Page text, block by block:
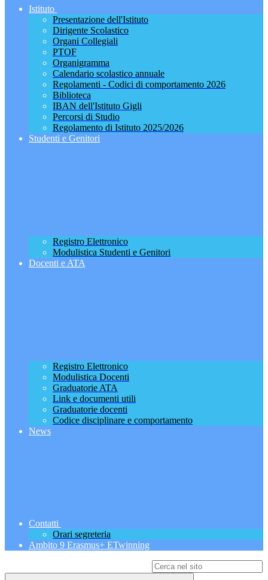
Istituto
Presentazione dell'Istituto
Dirigente Scolastico
Organi Collegiali
PTOF
Organigramma
Calendario scolastico annuale
Regolamenti - Codici di comportamento 2026
Biblioteca
IBAN dell'Istituto Gigli
Percorsi di Studio
Regolamento di Istituto 2025/2026
Studenti e Genitori
Registro Elettronico
Modulistica Studenti e Genitori
Docenti e ATA
Registro Elettronico
Modulistica Docenti
Graduatorie ATA
Link e documenti utili
Graduatorie docenti
Codice disciplinare e comportamento
News
Contatti
Orari segreteria
Ambito 9 Erasmus+ ETwinning